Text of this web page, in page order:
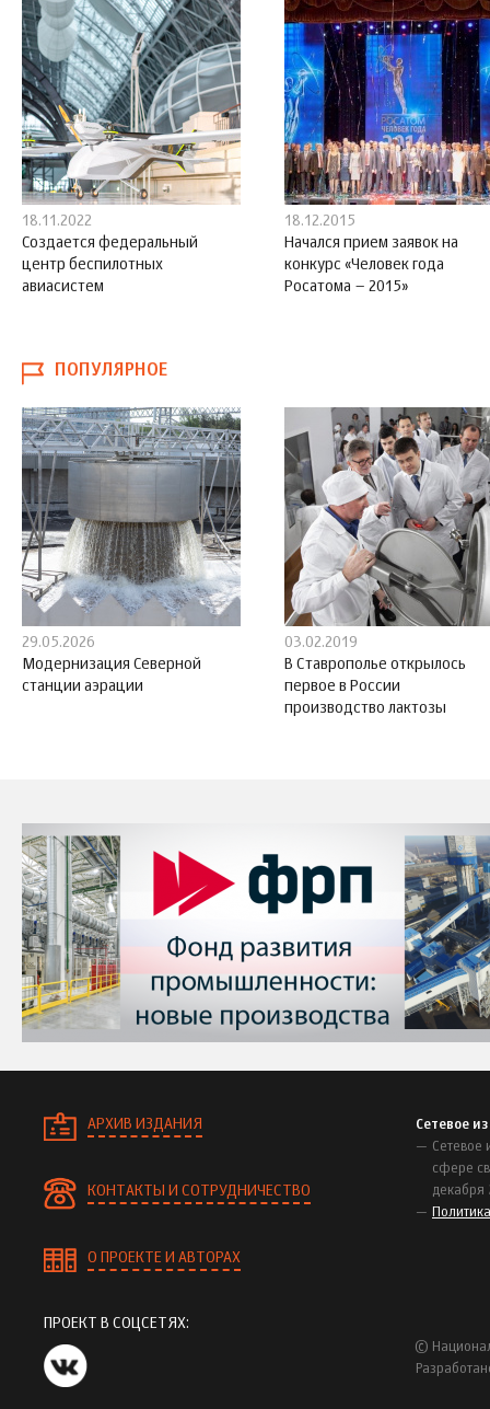
18.11.2022
Создается федеральный
центр беспилотных
авиасистем
18.12.2015
Начался прием заявок на
конкурс «Человек года
Росатома – 2015»
ПОПУЛЯРНОЕ
29.05.2026
Модернизация Северной
станции аэрации
03.02.2019
В Ставрополье открылось
первое в России
производство лактозы
АРХИВ ИЗДАНИЯ
КОНТАКТЫ И СОТРУДНИЧЕСТВО
О ПРОЕКТЕ И АВТОРАХ
Сетевое
Сетевое
сфере
декабря
ПРОЕКТ В СОЦСЕТЯХ:
©